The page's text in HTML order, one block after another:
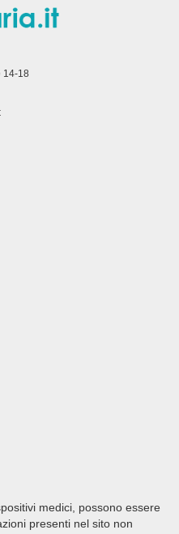
14-18
medici, possono essere
presenti nel sito non